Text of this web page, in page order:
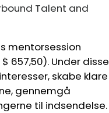
Talent and
mentorsession
657,50). Under disse
skabe klare
gennemgå
til indsendelse.